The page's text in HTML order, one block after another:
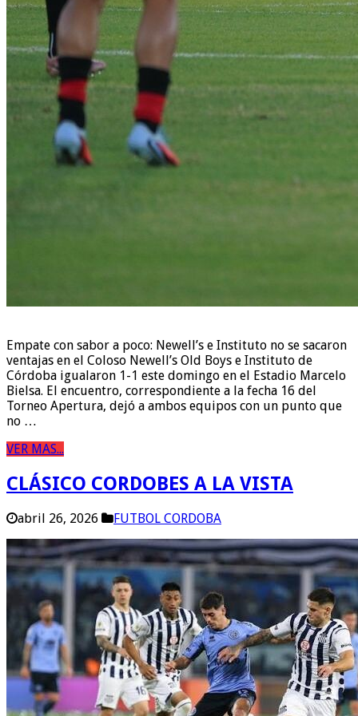
Empate con sabor a poco: Newell’s e Instituto no se sacaron
ventajas en el Coloso Newell’s Old Boys e Instituto de
Córdoba igualaron 1-1 este domingo en el Estadio Marcelo
Bielsa. El encuentro, correspondiente a la fecha 16 del
Torneo Apertura, dejó a ambos equipos con un punto que
no …
VER MAS...
CLÁSICO CORDOBES A LA VISTA
abril 26, 2026 FUTBOL CORDOBA